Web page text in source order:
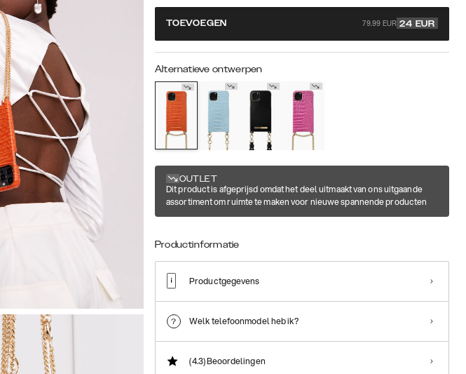
TOEVOEGEN 79.99 EUR 24 EUR
Alternatieve ontwerpen
OUTLET
Dit product is afgeprijsd omdat het deel uitmaakt van ons uitgaande
assortiment om ruimte te maken voor nieuwe spannende producten
Productinformatie
Productgegevens
Welk telefoonmodel heb ik?
(4.3)Beoordelingen